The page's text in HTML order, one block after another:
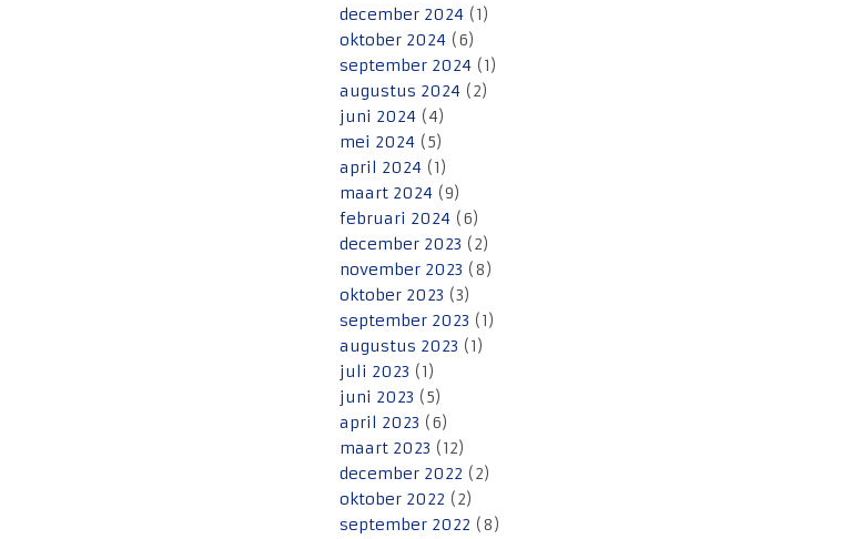
december 2024 (1)
oktober 2024 (6)
september 2024 (1)
augustus 2024 (2)
juni 2024 (4)
mei 2024 (5)
april 2024 (1)
maart 2024 (9)
februari 2024 (6)
december 2023 (2)
november 2023 (8)
oktober 2023 (3)
september 2023 (1)
augustus 2023 (1)
juli 2023 (1)
juni 2023 (5)
april 2023 (6)
maart 2023 (12)
december 2022 (2)
oktober 2022 (2)
september 2022 (8)